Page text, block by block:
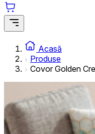
Acasă
Produse
Covor Golden
interesante
Cookie-
Cookie-